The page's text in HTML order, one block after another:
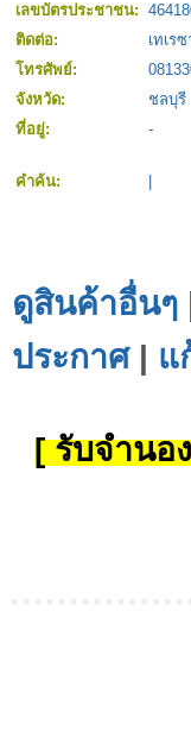
เลขบัตรประชาชน:
ติดต่อ:
เทเรซ
โทรศัพย์:
จังหวัด:
ชลบุรี
ที่อยู่:
-
คำค้น:
ดูสินค้าอื่นๆ
ประกาศ| แ
[ รับจำนอ